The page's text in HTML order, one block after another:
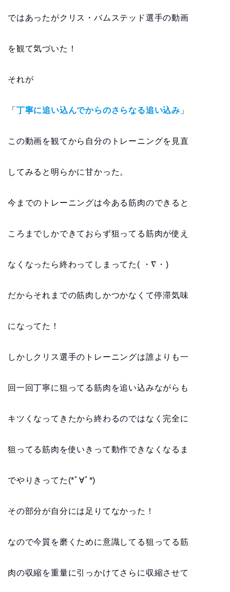
ではあったがクリス・バムステッド選手の動画
を観て気づいた！
それが
「 丁寧に追い込んでからのさらなる追い込み 」
この動画を観てから自分のトレーニングを見直
してみると明らかに甘かった。
今までのトレーニングは今ある筋肉のできると
ころまでしかできておらず狙ってる筋肉が使え
なくなったら終わってしまってた( ・∇・)
だからそれまでの筋肉しかつかなくて停滞気味
になってた！
しかしクリス選手のトレーニングは誰よりも一
回一回丁寧に狙ってる筋肉を追い込みながらも
キツくなってきたから終わるのではなく完全に
狙ってる筋肉を使いきって動作できなくなるま
でやりきってた(*ﾟ∀ﾟ*)
その部分が自分には足りてなかった！
なので今質を磨くために意識してる狙ってる筋
肉の収縮を重量に引っかけてさらに収縮させて